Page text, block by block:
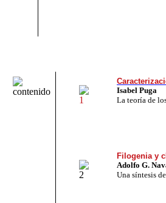
Isabel Puga
La teoría de
Filogenia y
Adolfo G.
Una síntesis